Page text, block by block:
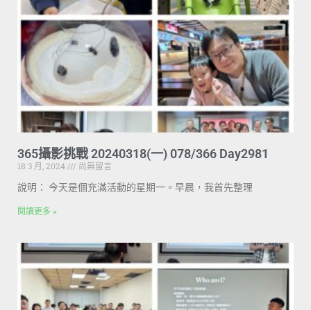
365攝影挑戰 20240318(一) 078/366 Day2981
18 3 月, 2024
尚無留言
說明： 今天是個充滿活動的星期一。早晨，我首先整理
閱讀更多 »